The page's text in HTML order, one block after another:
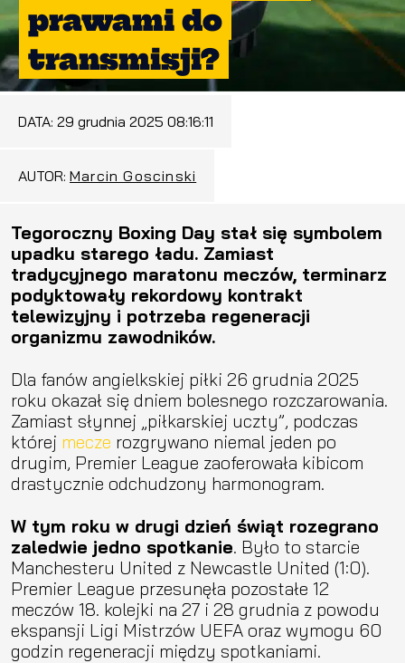
prawami do
transmisji?
DATA: 29 grudnia 2025 08:16:11
AUTOR: Marcin Goscinski
Tegoroczny Boxing Day stał się symbolem
upadku starego ładu. Zamiast
tradycyjnego maratonu meczów, terminarz
podyktowały rekordowy kontrakt
telewizyjny i potrzeba regeneracji
organizmu zawodników.
Dla fanów angielkskiej piłki 26 grudnia 2025
roku okazał się dniem bolesnego rozczarowania.
Zamiast słynnej „piłkarskiej uczty”, podczas
której mecze rozgrywano niemal jeden po
drugim, Premier League zaoferowała kibicom
drastycznie odchudzony harmonogram.
W tym roku w drugi dzień świąt rozegrano
zaledwie jedno spotkanie. Było to starcie
Manchesteru United z Newcastle United (1:0).
Premier League przesunęła pozostałe 12
meczów 18. kolejki na 27 i 28 grudnia z powodu
ekspansji Ligi Mistrzów UEFA oraz wymogu 60
godzin regeneracji między spotkaniami.